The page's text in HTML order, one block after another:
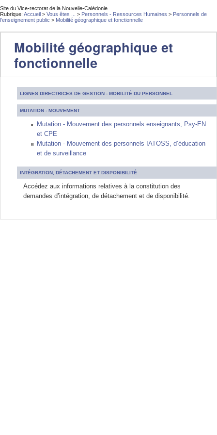
Site du Vice-rectorat de la Nouvelle-Calédonie
Rubrique: Accueil > Vous êtes ... > Personnels - Ressources Humaines > Personnels de
l’enseignement public > Mobilité géographique et fonctionnelle
Mobilité géographique et
fonctionnelle
LIGNES DIRECTRICES DE GESTION - MOBILITÉ DU PERSONNEL
MUTATION - MOUVEMENT
Mutation - Mouvement des personnels enseignants, Psy-EN
et CPE
Mutation - Mouvement des personnels IATOSS, d’éducation
et de surveillance
INTÉGRATION, DÉTACHEMENT ET DISPONIBILITÉ
Accédez aux informations relatives à la constitution des
demandes d’intégration, de détachement et de disponibilité.